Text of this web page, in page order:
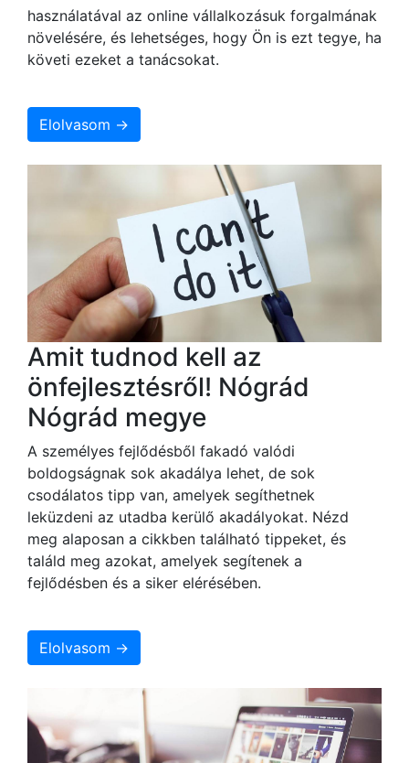
használatával az online vállalkozásuk forgalmának
növelésére, és lehetséges, hogy Ön is ezt tegye, ha
követi ezeket a tanácsokat.
Elolvasom →
Amit tudnod kell az
önfejlesztésről! Nógrád
Nógrád megye
A személyes fejlődésből fakadó valódi
boldogságnak sok akadálya lehet, de sok
csodálatos tipp van, amelyek segíthetnek
leküzdeni az utadba kerülő akadályokat. Nézd
meg alaposan a cikkben található tippeket, és
találd meg azokat, amelyek segítenek a
fejlődésben és a siker elérésében.
Elolvasom →